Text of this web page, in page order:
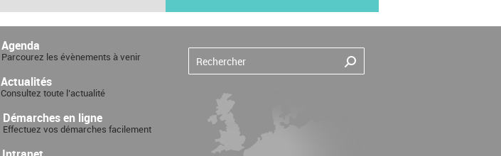
Agenda
Parcourez les évènements à venir
Actualités
Consultez toute l’actualité
Démarches en ligne
Effectuez vos démarches facilement